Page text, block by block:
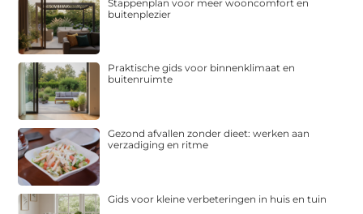
Stappenplan voor meer wooncomfort en
buitenplezier
Praktische gids voor binnenklimaat en
buitenruimte
Gezond afvallen zonder dieet: werken aan
verzadiging en ritme
Gids voor kleine verbeteringen in huis en tuin